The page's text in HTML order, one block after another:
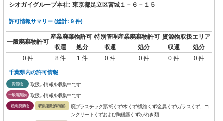
シオガイグループ本社: 東京都足立区宮城１－６－１５
許可情報サマリー (総計: 9 件)
一般廃棄物許可
産業廃棄物許可 特別管理産業廃棄物許可 資源物取扱エリア
収運
処分 収運 処分 収運
処分
0 件
8 件 1 件 0 件 0 件 0 件 0 件
千葉県内の許可情報
資源物 取扱い情報を収集中です
一般廃棄物 取扱い情報を収集中です
産業廃棄物 収集運搬(保積無)
廃プラスチック類/紙くず/木くず/繊維くず/金属くず/ガラスくず、コ
ンクリートくずおよび陶磁器くず/がれき類